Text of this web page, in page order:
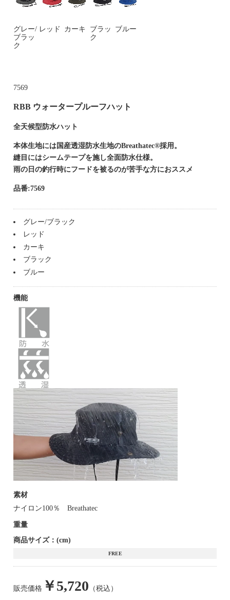
グレー/
ブラッ
ク
レッド カーキ
ブラッ
ク
ブルー
7569
RBB ウォータープルーフハット
全天候型防水ハット
本体生地には国産透湿防水生地のBreathatec®採用。
縫目にはシームテープを施し全面防水仕様。
雨の日の釣行時にフードを被るのが苦手な方におススメ
品番:7569
グレー/ブラック
レッド
カーキ
ブラック
ブルー
機能
素材
ナイロン100％ Breathatec
重量
商品サイズ：(cm)
FREE
販売価格 ￥5,720 （税込）